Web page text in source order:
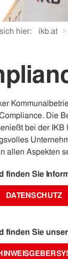
hier: ikb.at
Die
bei der
allen Aspekten
finden Sie
DATENSCHUTZ
finden Sie